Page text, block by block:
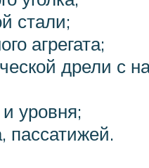
стали;
агрегата;
дрели с
уровня;
пассатижей.